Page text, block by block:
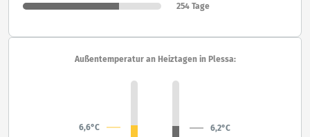
254 Tage
Außentemperatur an Heiztagen in Plessa:
6,6°C 6,2°C